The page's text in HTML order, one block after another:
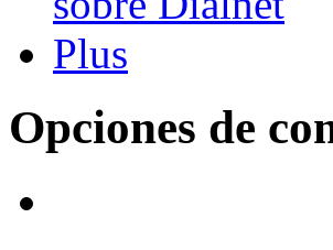
Opciones de